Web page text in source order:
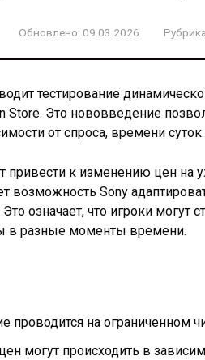
Обновлено: 09.03.2026
тестирование
Store. Это нововведение
от спроса, времени
привести к изменению цен
возможность Sony
означает, что игроки могут
в разные моменты времени.
проводится на ограниченном
могут происходить в